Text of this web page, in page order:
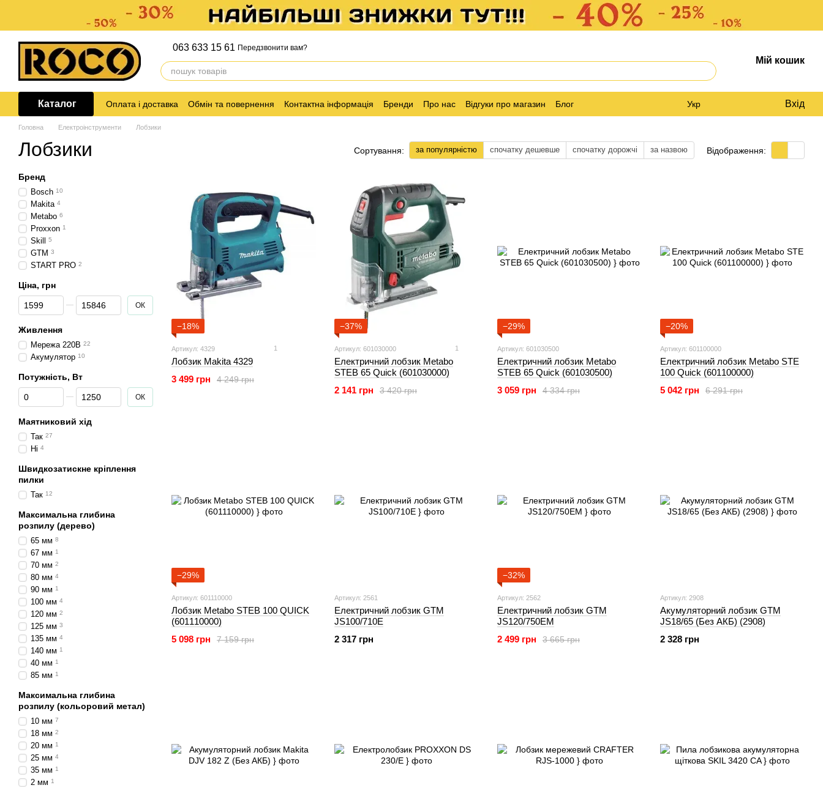
063 633 15 61 Передзвонити вам?
Мій кошик
Каталог Оплата і доставка Обмін та повернення Контактна інформація Бренди Про нас Відгуки про магазин Блог Укр Вхід
Головна Електроінструменти Лобзики
Лобзики Сортування: за популярністю спочатку дешевше спочатку дорожчі за назвою Відображення:
−18%
Артикул: 4329 1
Лобзик Makita 4329
4 249 грн
3 499 грн
−37%
Артикул: 601030000 1
Електричний лобзик Metabo
STEB 65 Quick (601030000)
3 420 грн
2 141 грн
−29%
Артикул: 601030500
Електричний лобзик Metabo
STEB 65 Quick (601030500)
4 334 грн
3 059 грн
−20%
Артикул: 601100000
Електричний лобзик Metabo STE
100 Quick (601100000)
6 291 грн
5 042 грн
−29%
Артикул: 601110000
Лобзик Metabo STEB 100 QUICK
(601110000)
7 159 грн
5 098 грн
Артикул: 2561
Електричний лобзик GTM
JS100/710E
2 317 грн
−32%
Артикул: 2562
Електричний лобзик GTM
JS120/750EM
3 665 грн
2 499 грн
Артикул: 2908
Акумуляторний лобзик GTM
JS18/65 (Без АКБ) (2908)
2 328 грн
Бренд
Bosch 10
Makita 4
Metabo 6
Proxxon 1
Skill 5
GTM 3
START PRO 2
Ціна, грн
Від Ціна, грн
До Ціна, грн ОК
Живлення
Мережа 220В 22
Акумулятор 10
Потужність, Вт
Від Потужність, Вт
До Потужність, Вт ОК
Маятниковий хід
Так 27
Ні 4
Швидкозатискне кріплення
пилки
Так 12
Максимальна глибина
розпилу (дерево)
65 мм 8
67 мм 1
70 мм 2
80 мм 4
90 мм 1
100 мм 4
120 мм 2
125 мм 3
135 мм 4
140 мм 1
40 мм 1
85 мм 1
Максимальна глибина
розпилу (кольоровий метал)
10 мм 7
18 мм 2
20 мм 1
25 мм 4
35 мм 1
2 мм 1